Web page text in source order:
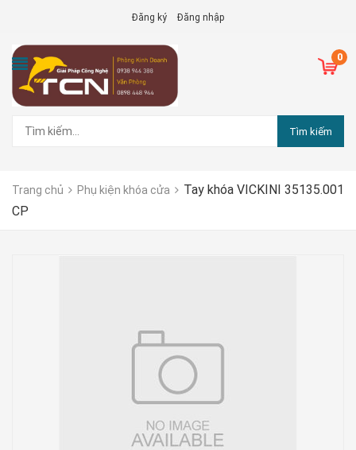
Đăng ký Đăng nhập
0
Tìm kiếm
Trang chủ Phụ kiện khóa cửa
Tay khóa VICKINI 35135.001
CP